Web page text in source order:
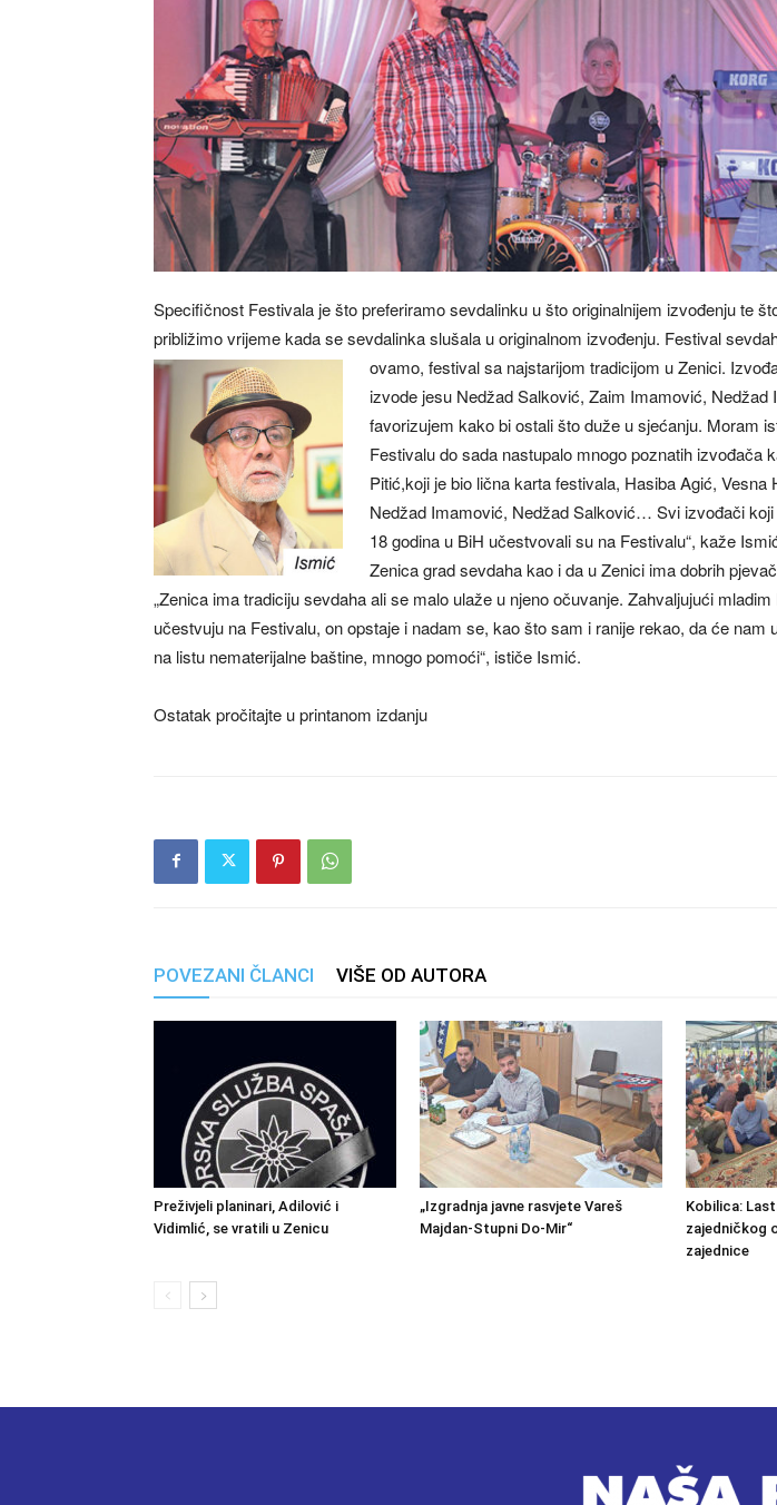
Specifičnost Festivala je što preferiramo sevdalinku u što originalnijem izvođenju te
približimo vrijeme kada se sevdalinka slušala u originalnom izvođenju. Festival
ovamo, festival sa najstarijom tradicijom u Zenici.
izvode jesu Nedžad Salković, Zaim Imamović, Nedžad
favorizujem kako bi ostali što duže u sjećanju. Moram
Festivalu do sada nastupalo mnogo poznatih izvođača
Pitić,koji je bio lična karta festivala, Hasiba Agić, Vesna
Nedžad Imamović, Nedžad Salković… Svi izvođači koji
18 godina u BiH učestvovali su na Festivalu“, kaže
Zenica grad sevdaha kao i da u Zenici ima dobrih
„Zenica ima tradiciju sevdaha ali se malo ulaže u njeno očuvanje. Zahvaljujući
učestvuju na Festivalu, on opstaje i nadam se, kao što sam i ranije rekao, da će nam
na listu nematerijalne baštine, mnogo pomoći“, ističe Ismić.
Ostatak pročitajte u printanom izdanju
POVEZANI ČLANCI VIŠE OD AUTORA
Preživjeli planinari, Adilović i
Vidimlić, se vratili u Zenicu
„Izgradnja javne rasvjete Vareš
Majdan-Stupni Do-Mir“
Kobilica:
zajedničkog
zajednice